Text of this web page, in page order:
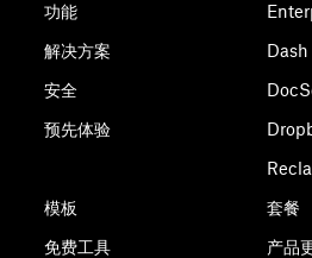
功能
解决方案
安全
预先体验
模板
免费工具
Dash
套餐
产品